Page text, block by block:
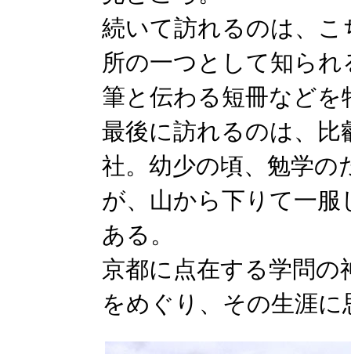
続いて訪れるのは、
所の一つとして知ら
筆と伝わる短冊など
最後に訪れるのは、比
社。幼少の頃、勉学の
が、山から下りて一
ある。
京都に点在する学問の
をめぐり、その生涯